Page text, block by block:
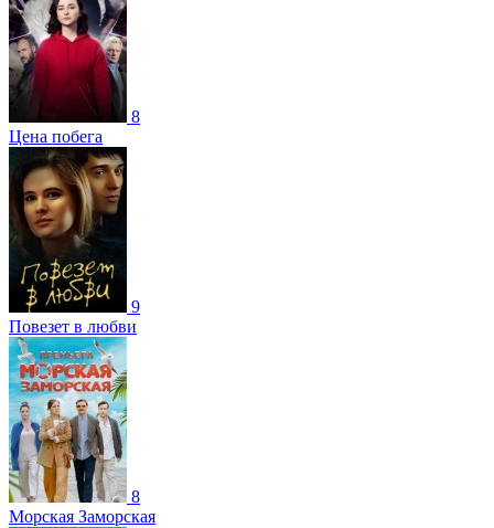
8
Цена побега
9
Повезет в любви
8
Морская Заморская